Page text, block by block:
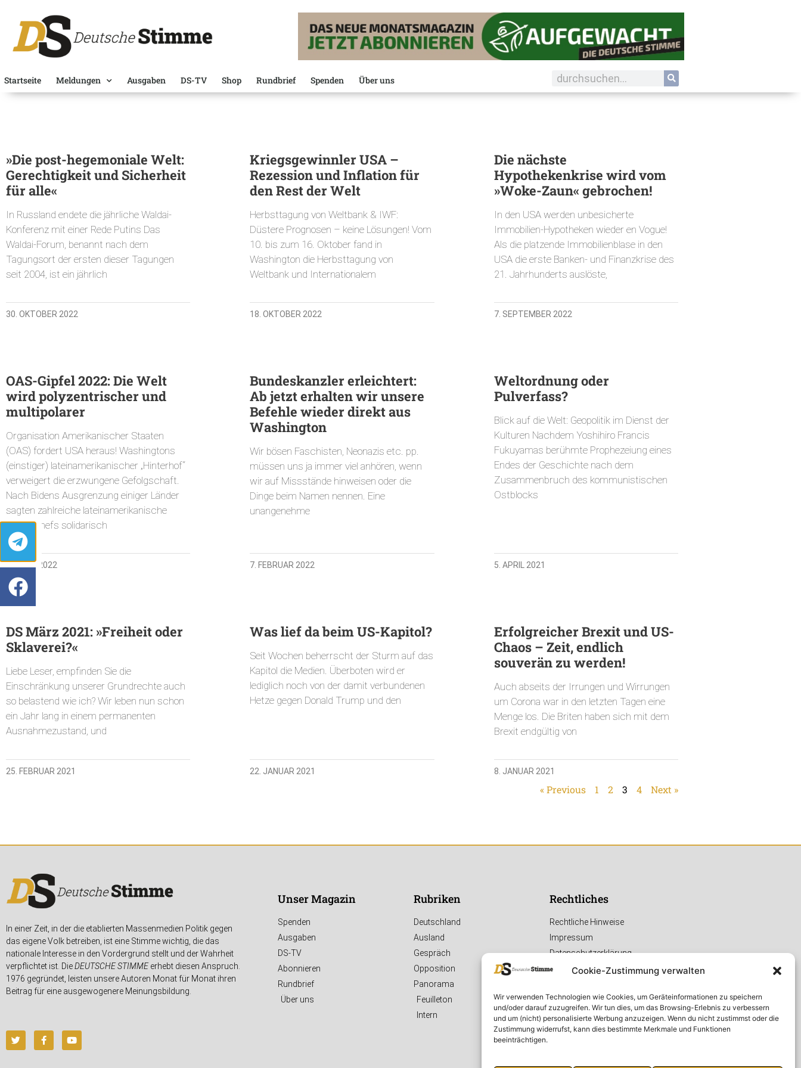
Cookie-Zustimmung verwalten
Wir verwenden Technologien wie Cookies, um Geräteinformationen zu speichern
und/oder darauf zuzugreifen. Wir tun dies, um das Browsing-Erlebnis zu verbessern
und um (nicht) personalisierte Werbung anzuzeigen. Wenn du nicht zustimmst oder die
Zustimmung widerrufst, kann dies bestimmte Merkmale und Funktionen
beeinträchtigen.
Startseite Meldungen Ausgaben DS-TV Shop Rundbrief Spenden Über uns
»Die post-hegemoniale Welt:
Gerechtigkeit und Sicherheit
für alle«
In Russland endete die jährliche Waldai-
Konferenz mit einer Rede Putins Das
Waldai-Forum, benannt nach dem
Tagungsort der ersten dieser Tagungen
seit 2004, ist ein jährlich
30. OKTOBER 2022
Kriegsgewinnler USA –
Rezession und Inflation für
den Rest der Welt
Herbsttagung von Weltbank & IWF:
Düstere Prognosen – keine Lösungen! Vom
10. bis zum 16. Oktober fand in
Washington die Herbsttagung von
Weltbank und Internationalem
18. OKTOBER 2022
Die nächste
Hypothekenkrise wird vom
»Woke-Zaun« gebrochen!
In den USA werden unbesicherte
Immobilien-Hypotheken wieder en Vogue!
Als die platzende Immobilienblase in den
USA die erste Banken- und Finanzkrise des
21. Jahrhunderts auslöste,
7. SEPTEMBER 2022
OAS-Gipfel 2022: Die Welt
wird polyzentrischer und
multipolarer
Organisation Amerikanischer Staaten
(OAS) fordert USA heraus! Washingtons
(einstiger) lateinamerikanischer „Hinterhof“
verweigert die erzwungene Gefolgschaft.
Nach Bidens Ausgrenzung einiger Länder
sagten zahlreiche lateinamerikanische
Staatschefs solidarisch
11. JUNI 2022
Bundeskanzler erleichtert:
Ab jetzt erhalten wir unsere
Befehle wieder direkt aus
Washington
Wir bösen Faschisten, Neonazis etc. pp.
müssen uns ja immer viel anhören, wenn
wir auf Missstände hinweisen oder die
Dinge beim Namen nennen. Eine
unangenehme
7. FEBRUAR 2022
Weltordnung oder
Pulverfass?
Blick auf die Welt: Geopolitik im Dienst der
Kulturen Nachdem Yoshihiro Francis
Fukuyamas berühmte Prophezeiung eines
Endes der Geschichte nach dem
Zusammenbruch des kommunistischen
Ostblocks
5. APRIL 2021
DS März 2021: »Freiheit oder
Sklaverei?«
Liebe Leser, empfinden Sie die
Einschränkung unserer Grundrechte auch
so belastend wie ich? Wir leben nun schon
ein Jahr lang in einem permanenten
Ausnahmezustand, und
25. FEBRUAR 2021
Was lief da beim US-Kapitol?
Seit Wochen beherrscht der Sturm auf das
Kapitol die Medien. Überboten wird er
lediglich noch von der damit verbundenen
Hetze gegen Donald Trump und den
22. JANUAR 2021
Erfolgreicher Brexit und US-
Chaos – Zeit, endlich
souverän zu werden!
Auch abseits der Irrungen und Wirrungen
um Corona war in den letzten Tagen eine
Menge los. Die Briten haben sich mit dem
Brexit endgültig von
8. JANUAR 2021
« Previous 1 2 3 4 Next »
In einer Zeit, in der die etablierten Massenmedien Politik gegen
das eigene Volk betreiben, ist eine Stimme wichtig, die das
nationale Interesse in den Vordergrund stellt und der Wahrheit
verpflichtet ist. DieDEUTSCHE STIMMEerhebt diesen Anspruch.
1976 gegründet, leisten unsere Autoren Monat für Monat ihren
Beitrag für eine ausgewogenere Meinungsbildung.
Unser Magazin
Spenden
Ausgaben
DS-TV
Abonnieren
Rundbrief
Über uns
Rubriken
Deutschland
Ausland
Gespräch
Opposition
Panorama
Feuilleton
Intern
Rechtliches
Rechtliche Hinweise
Impressum
Datenschutzerklärung